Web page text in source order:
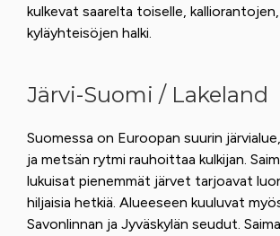
kulkevat saarelta toiselle,
kyläyhteisöjen halki.
Järvi-Suomi / Lakeland
Suomessa on Euroopan suurin
ja metsän rytmi rauhoittaa kulkijan.
lukuisat pienemmät järvet tarjoavat
hiljaisia hetkiä. Alueeseen kuuluvat
Savonlinnan ja Jyväskylän seudut.